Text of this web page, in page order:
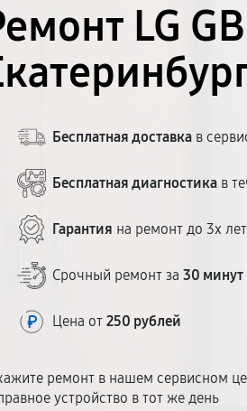
LG
Бесплатная доставка в
Бесплатная диагностика в
Гарантия на ремонт до 3х лет
Срочный ремонт за30 минут
Цена от250 рублей
ремонт в нашем сервисном
устройство в тот же день